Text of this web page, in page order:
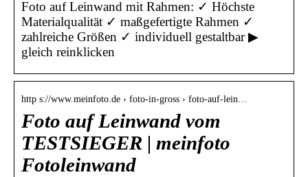
Foto auf Leinwand mit Rahmen: ✓ Höchste
Materialqualität ✓ maßgefertigte Rahmen ✓
zahlreiche Größen ✓ individuell gestaltbar ▶
gleich reinklicken
http s://www.meinfoto.de › foto-in-gross › foto-auf-lein…
Foto auf Leinwand vom
TESTSIEGER | meinfoto
Fotoleinwand